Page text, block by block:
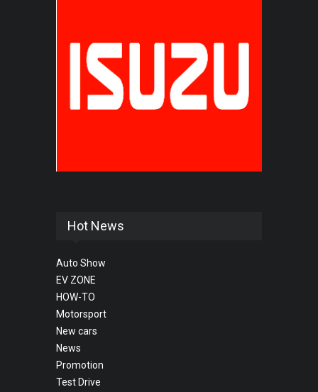
Hot News
Auto Show
EV ZONE
HOW-TO
Motorsport
New cars
News
Promotion
Test Drive